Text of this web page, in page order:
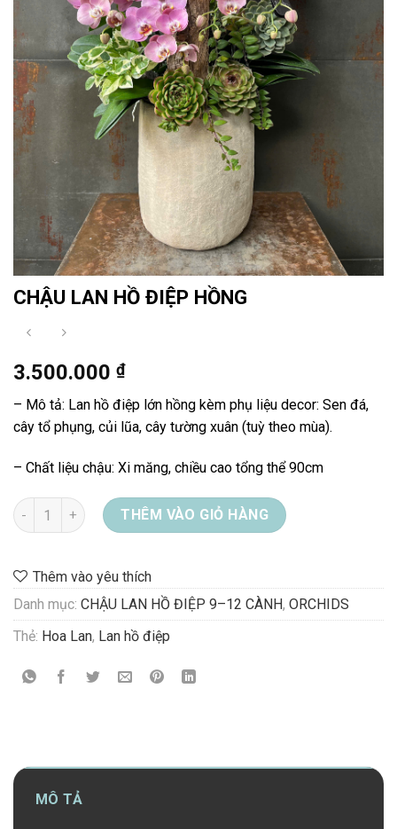
CHẬU LAN HỒ ĐIỆP HỒNG
3.500.000 ₫
– Mô tả: Lan hồ điệp lớn hồng kèm phụ liệu decor: Sen đá,
cây tổ phụng, củi lũa, cây tường xuân (tuỳ theo mùa).
– Chất liệu chậu: Xi măng, chiều cao tổng thể 90cm
CHẬU LAN HỒ ĐIỆP HỒNG số lượng
THÊM VÀO GIỎ HÀNG
Thêm vào yêu thích
Danh mục: CHẬU LAN HỒ ĐIỆP 9–12 CÀNH, ORCHIDS
Thẻ: Hoa Lan, Lan hồ điệp
MÔ TẢ